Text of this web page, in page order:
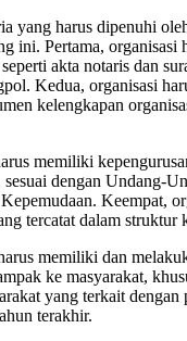
yang harus dipenuhi
ini. Pertama, organisasi
akta notaris dan
Kedua, organisasi
kelengkapan
memiliki
sesuai dengan Undang-
Keempat,
tercatat dalam struktur
memiliki dan
ke masyarakat,
yang terkait dengan
terakhir.